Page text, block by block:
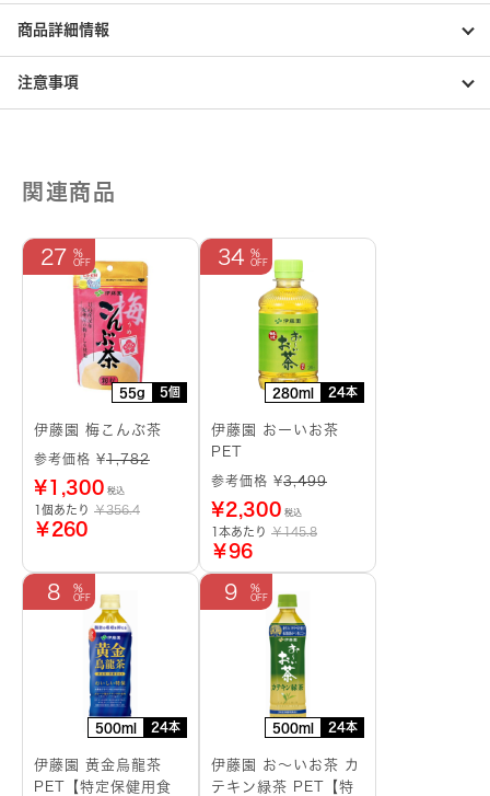
商品詳細情報
注意事項
関連商品
55g 5個
27
伊藤園 梅こんぶ茶
参考価格 ¥1,782
¥1,300 税込
1個あたり ￥356.4
￥260
280ml 24本
34
伊藤園 おーいお茶
PET
参考価格 ¥3,499
¥2,300 税込
1本あたり ￥145.8
￥96
500ml 24本
8
伊藤園 黄金烏龍茶
PET【特定保健用食
500ml 24本
9
伊藤園 お～いお茶 カ
テキン緑茶 PET【特